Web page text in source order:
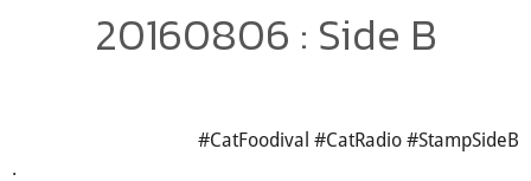
20160806 : Side B
#CatFoodival #CatRadio #StampSideB
.